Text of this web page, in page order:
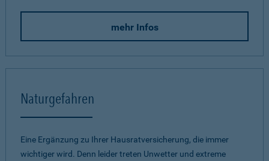
mehr Infos
Naturgefahren
Eine Ergänzung zu Ihrer Hausratversicherung, die immer
wichtiger wird. Denn leider treten Unwetter und extreme